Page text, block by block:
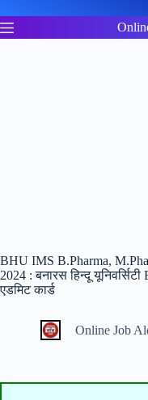
to
content
BHU IMS B.Pharma,
2024 : बनारस हिन्दू
एडमिट कार्ड
Online Job